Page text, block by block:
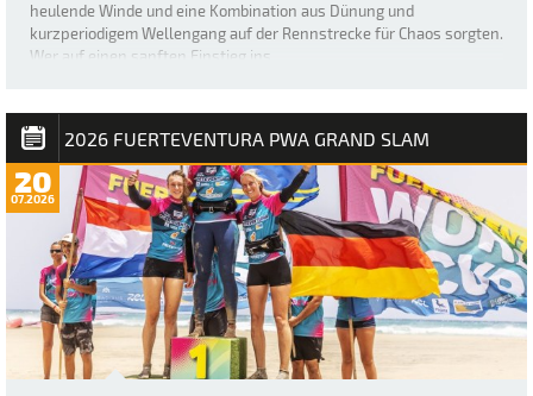
heulende Winde und eine Kombination aus Dünung und
kurzperiodigem Wellengang auf der Rennstrecke für Chaos sorgten.
Wer auf einen sanften Einstieg ins …
2026 FUERTEVENTURA PWA GRAND SLAM
20
07.2026